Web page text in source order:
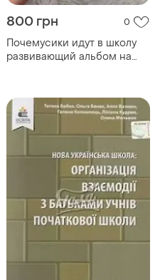
800 грн 0
Почемусики идут в школу
развивающий альбом на